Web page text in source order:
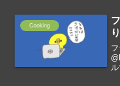
Cooking